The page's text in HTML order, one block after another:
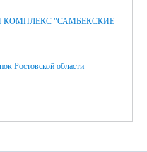
"САМБЕКСКИЕ
Ростовской области